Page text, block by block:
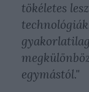
tökéletes
egymástól."